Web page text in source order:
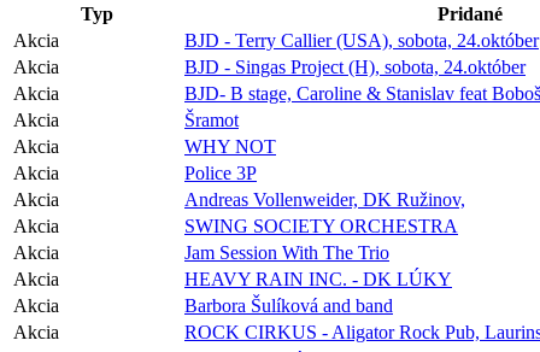
Typ
Pridané
Akcia
BJD - Terry Callier (USA), sobota, 24.október
Akcia
BJD - Singas Project (H), sobota, 24.október
Akcia
BJD- B stage, Caroline & Stanislav feat
Akcia
Šramot
Akcia
WHY NOT
Akcia
Police 3P
Akcia
Andreas Vollenweider, DK Ružinov,
Akcia
SWING SOCIETY ORCHESTRA
Akcia
Jam Session With The Trio
Akcia
HEAVY RAIN INC. - DK LÚKY
Akcia
Barbora Šulíková and band
Akcia
ROCK CIRKUS - Aligator Rock Pub,